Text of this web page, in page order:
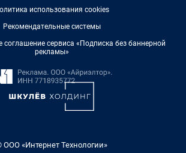
использования cookies
Рекомендательные системы
соглашение сервиса «Подписка без баннерной
рекламы»
ООО «Интернет Технологии»